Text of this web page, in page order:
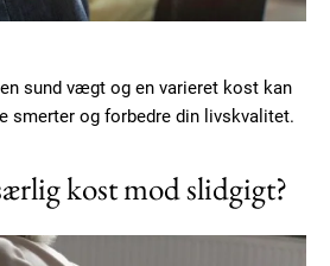
access
/ year
sit
tortor
sund vægt og en varieret kost kan
smerter og forbedre din livskvalitet.
kost mod slidgigt?